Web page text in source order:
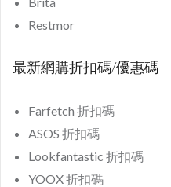
Restmor
最新網購折扣碼/優惠碼
Farfetch 折扣碼
ASOS 折扣碼
Lookfantastic 折扣碼
YOOX 折扣碼